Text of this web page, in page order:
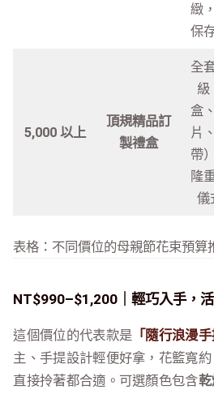
緻
保
5,000 以上
頂規精品訂
製禮盒
全
級
盒
片
帶
隆
儀
表格：不同價位的母親節花束預算
NT$990–$1,200｜輕巧入手，
這個價位的代表款是 「隨行浪漫手
主、手提設計輕便好拿，花籃寬
直接拎著都合適。可選顏色包含